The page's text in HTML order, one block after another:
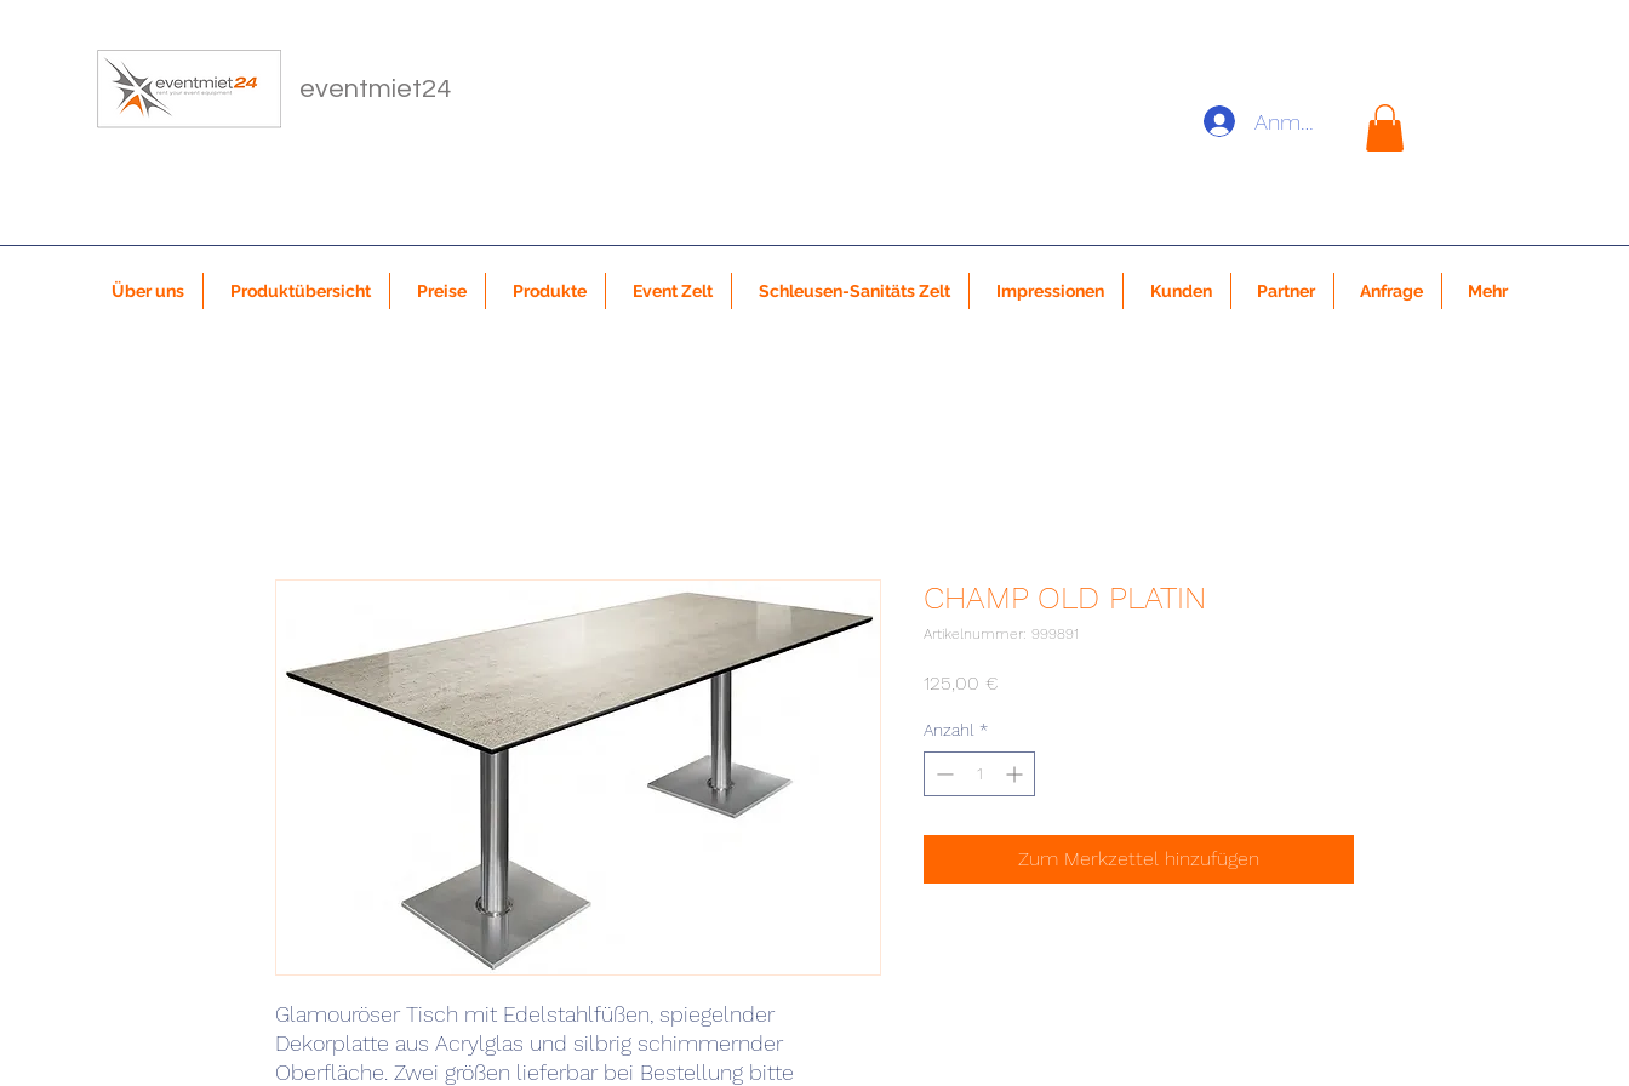
eventmiet24
Anmelden
Über uns Produktübersicht Preise Produkte Event Zelt Schleusen-Sanitäts Zelt Impressionen Kunden Partner Anfrage Mehr
Glamouröser Tisch mit Edelstahlfüßen, spiegelnder
Dekorplatte aus Acrylglas und silbrig schimmernder
Oberfläche. Zwei größen lieferbar bei Bestellung bitte
CHAMP OLD PLATIN
Artikelnummer: 999891
125,00 €
Anzahl *
Zum Merkzettel hinzufügen